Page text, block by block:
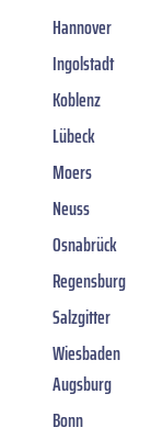
Hannover
Ingolstadt
Koblenz
Lübeck
Moers
Neuss
Osnabrück
Regensburg
Salzgitter
Wiesbaden
Augsburg
Bonn